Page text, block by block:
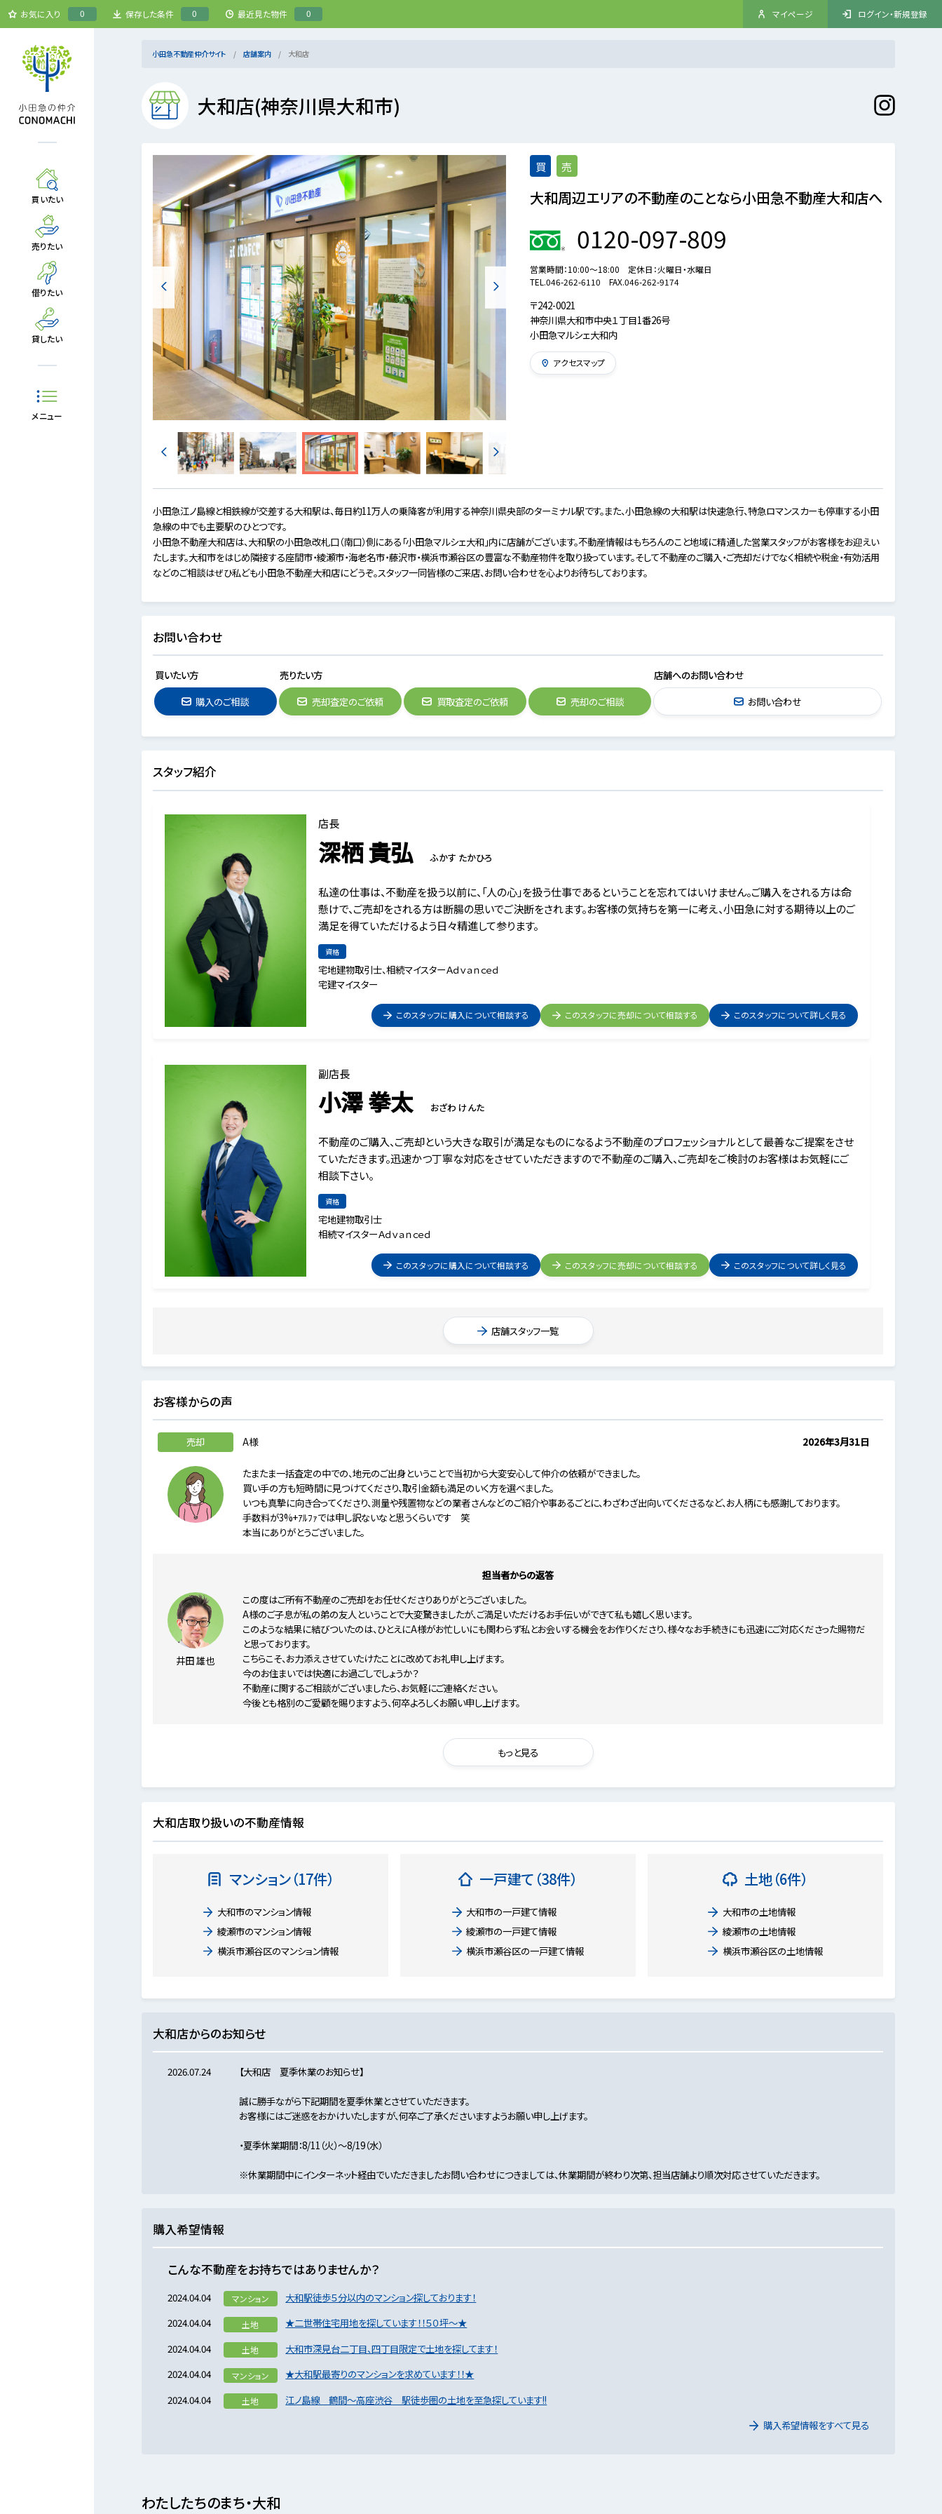
お気に入り 0 保存した条件 0 最近見た物件 0 マイページ ログイン・新規登録
買いたい
売りたい
借りたい
貸したい
メニュー
小田急不動産仲介サイト 店舗案内 大和店
大和店(神奈川県大和市)
買 売
大和周辺エリアの不動産のことなら小田急不動産大和店へ
0120-097-809
営業時間：10:00～18:00 定休日：火曜日・水曜日
TEL.046-262-6110 FAX.046-262-9174
〒242-0021
神奈川県大和市中央１丁目1番26号
小田急マルシェ大和内
アクセスマップ
小田急江ノ島線と相鉄線が交差する大和駅は、毎日約11万人の乗降客が利用する神奈川県央部のターミナル駅です。また、小田急線の大和駅は快速急行、特急ロマンスカーも停車する小田
急線の中でも主要駅のひとつです。
小田急不動産大和店は、大和駅の小田急改札口（南口）側にある「小田急マルシェ大和」内に店舗がございます。不動産情報はもちろんのこと地域に精通した営業スタッフがお客様をお迎えい
たします。大和市をはじめ隣接する座間市・綾瀬市・海老名市・藤沢市・横浜市瀬谷区の豊富な不動産物件を取り扱っています。そして不動産のご購入・ご売却だけでなく相続や税金・有効活用
などのご相談はぜひ私ども小田急不動産大和店にどうぞ。スタッフ一同皆様のご来店、お問い合わせを心よりお待ちしております。
お問い合わせ
買いたい方
購入のご相談
売りたい方
売却査定のご依頼
買取査定のご依頼 売却のご相談
店舗へのお問い合わせ
お問い合わせ
スタッフ紹介
店長
深栖 貴弘 ふかす たかひろ
私達の仕事は、不動産を扱う以前に、「人の心」を扱う仕事であるということを忘れてはいけません。ご購入をされる方は命
懸けで、ご売却をされる方は断腸の思いでご決断をされます。お客様の気持ちを第一に考え、小田急に対する期待以上のご
満足を得ていただけるよう日々精進して参ります。
資格
宅地建物取引士、相続マイスターＡｄｖａｎｃｅｄ
宅建マイスター
このスタッフに購入について相談する このスタッフに売却について相談する このスタッフについて詳しく見る
副店長
小澤 拳太 おざわ けんた
不動産のご購入、ご売却という大きな取引が満足なものになるよう不動産のプロフェッショナルとして最善なご提案をさせ
ていただきます。迅速かつ丁寧な対応をさせていただきますので不動産のご購入、ご売却をご検討のお客様はお気軽にご
相談下さい。
資格
宅地建物取引士
相続マイスターＡｄｖａｎｃｅｄ
このスタッフに購入について相談する このスタッフに売却について相談する このスタッフについて詳しく見る
店舗スタッフ一覧
お客様からの声
売却 2026年3月31日
A様
たまたま一括査定の中での、地元のご出身ということで当初から大変安心して仲介の依頼ができました。
買い手の方も短時間に見つけてくださり、取引金額も満足のいく方を選べました。
いつも真摯に向き合ってくださり、測量や残置物などの業者さんなどのご紹介や事あるごとに、わざわざ出向いてくださるなど、お人柄にも感謝しております。
手数料が3%+ｱﾙﾌｧでは申し訳ないなと思うくらいです 笑
本当にありがとうございました。
担当者からの返答
井田 雄也
この度はご所有不動産のご売却をお任せくださりありがとうございました。
A様のご子息が私の弟の友人ということで大変驚きましたが、ご満足いただけるお手伝いができて私も嬉しく思います。
このような結果に結びついたのは、ひとえにA様がお忙しいにも関わらず私とお会いする機会をお作りくださり、様々なお手続きにも迅速にご対応くださった賜物だ
と思っております。
こちらこそ、お力添えさせていたけたことに改めてお礼申し上げます。
今のお住まいでは快適にお過ごしでしょうか？
不動産に関するご相談がございましたら、お気軽にご連絡ください。
今後とも格別のご愛顧を賜りますよう、何卒よろしくお願い申し上げます。
もっと見る
大和店取り扱いの不動産情報
マンション（17件）
大和市のマンション情報
綾瀬市のマンション情報
横浜市瀬谷区のマンション情報
一戸建て（38件）
大和市の一戸建て情報
綾瀬市の一戸建て情報
横浜市瀬谷区の一戸建て情報
土地（6件）
大和市の土地情報
綾瀬市の土地情報
横浜市瀬谷区の土地情報
大和店からのお知らせ
2026.07.24 【大和店 夏季休業のお知らせ】
誠に勝手ながら下記期間を夏季休業とさせていただきます。
お客様にはご迷惑をおかけいたしますが、何卒ご了承くださいますようお願い申し上げます。
・夏季休業期間：8/11（火）～8/19（水）
※休業期間中にインターネット経由でいただきましたお問い合わせにつきましては、休業期間が終わり次第、担当店舗より順次対応させていただきます。
購入希望情報
こんな不動産をお持ちではありませんか？
2024.04.04 マンション
大和駅徒歩５分以内のマンション探しております！
2024.04.04
土地
★二世帯住宅用地を探しています！！５０坪～★
2024.04.04
土地
大和市深見台二丁目、四丁目限定で土地を探してます！
2024.04.04
マンション
★大和駅最寄りのマンションを求めています！！★
2024.04.04
土地
江ノ島線 鶴間～高座渋谷 駅徒歩圏の土地を至急探しています!!
購入希望情報をすべて見る
わたしたちのまち・大和